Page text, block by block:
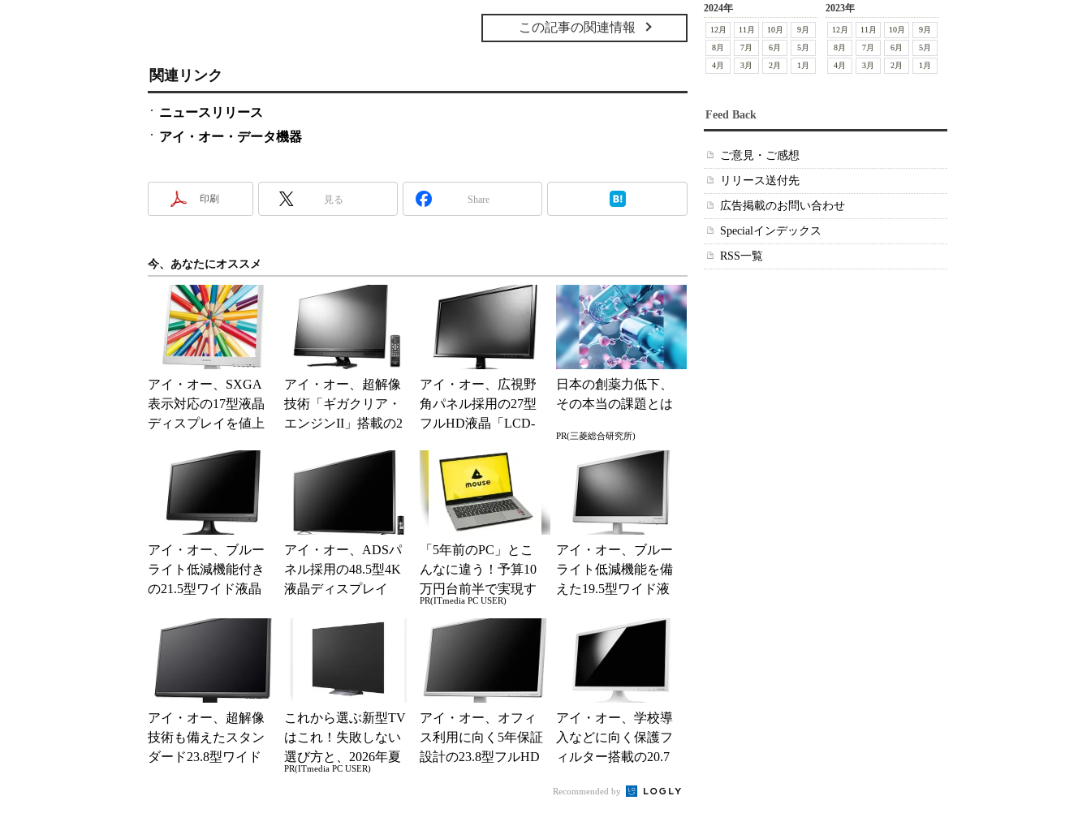
この記事の関連情報
関連リンク
ニュースリリース
アイ・オー・データ機器
印刷 見る Share
今、あなたにオススメ
アイ・オー、SXGA
表示対応の17型液晶
ディスプレイを値上
化に伴う措置
アイ・オー、超解像
技術「ギガクリア・
エンジンII」搭載の2
アイ・オー、広視野
角パネル採用の27型
フルHD液晶「LCD-
日本の創薬力低下、
その本当の課題とは
PR(三菱総合研究所)
アイ・オー、ブルー
ライト低減機能付き
の21.5型ワイド液晶
2」
アイ・オー、ADSパ
ネル採用の48.5型4K
液晶ディスプレイ
「5年前のPC」とこ
んなに違う！予算10
万円台前半で実現す
る快適PCライフ
PR(ITmedia PC USER)
アイ・オー、ブルー
ライト低減機能を備
えた19.5型ワイド液
アイ・オー、超解像
技術も備えたスタン
ダード23.8型ワイド
これから選ぶ新型TV
はこれ！失敗しない
選び方と、2026年夏
の一押しモデル
PR(ITmedia PC USER)
アイ・オー、オフィ
ス利用に向く5年保証
設計の23.8型フルHD
アイ・オー、学校導
入などに向く保護フ
ィルター搭載の20.7
Recommended by
2024年
12月 11月 10月
9月
8月
7月 6月
5月
4月
3月 2月 1月
2023年
12月 11月 10月
9月
8月
7月 6月
5月
4月
3月 2月 1月
Feed Back
ご意見・ご感想
リリース送付先
広告掲載のお問い合わせ
Specialインデックス
RSS一覧